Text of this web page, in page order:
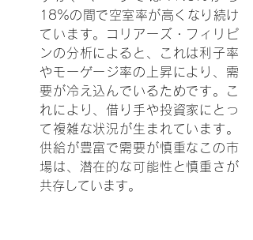
18%の間で空室率が高くなり続け
ています。コリアーズ・フィリピ
ンの分析によると、これは利子率
やモーゲージ率の上昇により、需
要が冷え込んでいるためです。こ
れにより、借り手や投資家にとっ
て複雑な状況が生まれています。
供給が豊富で需要が慎重なこの市
場は、潜在的な可能性と慎重さが
共存しています。